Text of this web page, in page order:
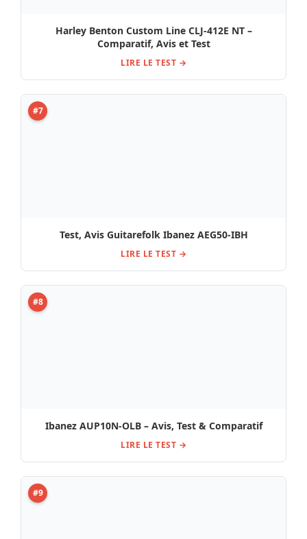
Harley Benton Custom Line CLJ-412E NT –
Comparatif, Avis et Test
LIRE LE TEST →
#7
Test, Avis Guitarefolk Ibanez AEG50-IBH
LIRE LE TEST →
#8
Ibanez AUP10N-OLB – Avis, Test & Comparatif
LIRE LE TEST →
#9